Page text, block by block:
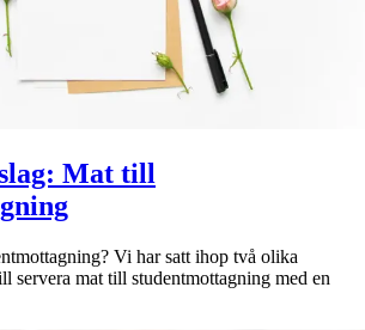
Mat till
Vi har satt ihop två olika
servera mat till studentmottagning med en